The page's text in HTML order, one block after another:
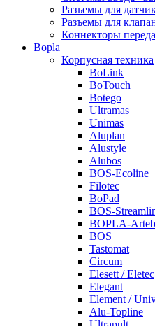
Разъемы для
Разъемы для
Коннекторы
Bopla
Корпусная техника
BoLink
BoTouch
Botego
Ultramas
Unimas
Aluplan
Alustyle
Alubos
BOS-Ecoline
Filotec
BoPad
BOS-
BOPLA-Arteb
BOS
Tastomat
Circum
Elesett / Eletec
Elegant
Element /
Alu-Topline